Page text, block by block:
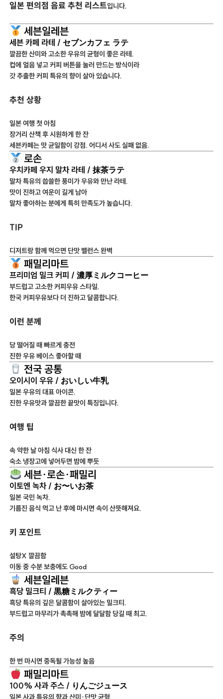
일본 편의점 음료 추천 리스트입니다.
세븐일레븐
세븐 카페 라테 / セブンカフェ ラテ
깔끔한 산미와 고소한 우유의 균형이 좋은 라테.
컵에 얼음 넣고 커피 버튼을 눌러 만드는 방식이라
갓 추출한 커피 특유의 향이 살아 있습니다.
추천 상황
일본 여행 첫 아침
장거리 산책 후 시원하게 한 잔
세븐카페는 맛 균일함이 강점. 어디서 사도 실패 없음.
로손
우치카페 우지 말차 라테 / 抹茶ラテ
말차 특유의 씁쓸한 풍미가 우유와 만난 라테.
맛이 진하고 여운이 길게 남아
말차 좋아하는 분에게 특히 만족도가 높습니다.
TIP
디저트랑 함께 먹으면 단맛 밸런스 완벽
패밀리마트
프리미엄 밀크 커피 / 濃厚ミルクコーヒー
부드럽고 고소한 커피우유 스타일.
한국 커피우유보다 더 진하고 달콤합니다.
이런 분께
당 떨어질 때 빠르게 충전
진한 우유 베이스 좋아할 때
전국 공통
오이시이 우유 / おいしい牛乳
일본 우유의 대표 아이콘.
진한 우유맛과 깔끔한 끝맛이 특징입니다.
여행 팁
속 약한 날 아침 식사 대신 한 잔
숙소 냉장고에 넣어두면 밤에 뿌듯
세븐·로손·패밀리
이토엔 녹차 / お〜いお茶
일본 국민 녹차.
기름진 음식 먹고 난 후에 마시면 속이 산뜻해져요.
키 포인트
설탕X 깔끔함
이동 중 수분 보충에도 Good
세븐일레븐
흑당 밀크티 / 黒糖ミルクティー
흑당 특유의 깊은 달콤함이 살아있는 밀크티.
부드럽고 마무리가 촉촉해 밤에 달달함 당길 때 최고.
주의
한 번 마시면 중독될 가능성 높음
패밀리마트
100% 사과 주스 / りんごジュース
일본 사과 특유의 향과 산미·단맛 균형.